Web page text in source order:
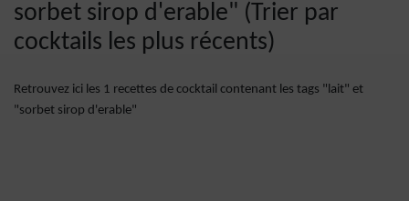
sorbet sirop d'erable" (Trier par
cocktails les plus récents)
Retrouvez ici les 1 recettes de cocktail contenant les tags "lait" et
"sorbet sirop d'erable"